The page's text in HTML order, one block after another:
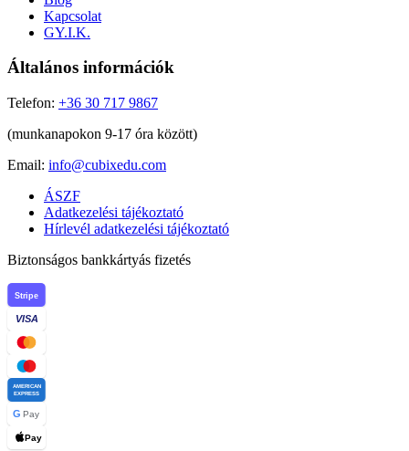
Kapcsolat
GY.I.K.
Általános információk
Telefon: +36 30 717 9867
(munkanapokon 9-17 óra között)
Email: info@cubixedu.com
ÁSZF
Adatkezelési tájékoztató
Hírlevél adatkezelési tájékoztató
Biztonságos bankkártyás fizetés
Stripe
VISA
AMERICAN
EXPRESS
G Pay
Pay